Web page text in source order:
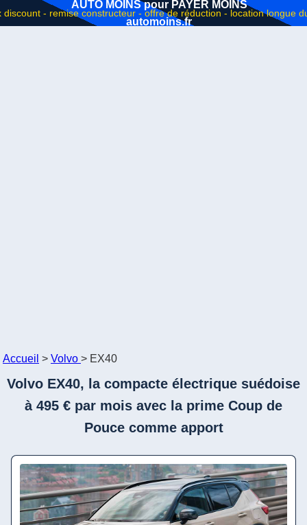
AUTO MOINS pour PAYER MOINS
automoins.fr
Accueil > Volvo > EX40
Volvo EX40, la compacte électrique suédoise
à 495 € par mois avec la prime Coup de
Pouce comme apport